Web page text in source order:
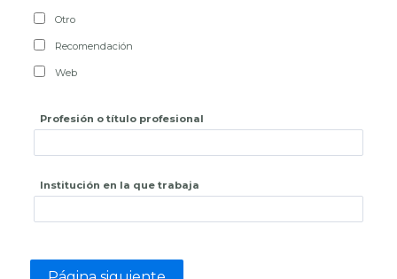
Otro
Recomendación
Web
Profesión o título profesional
Institución en la que trabaja